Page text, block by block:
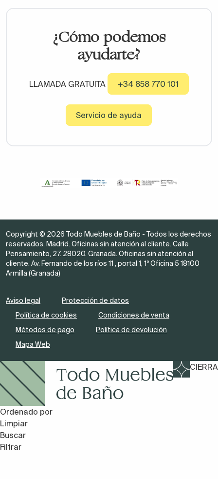
¿Cómo podemos
ayudarte?
LLAMADA GRATUITA +34 858 770 101
Servicio de ayuda
Copyright © 2026 Todo Muebles de Baño - Todos los derechos
reservados. Madrid. Oficinas sin atención al cliente. Calle
Pensamiento, 27. 28020. Granada. Oficinas sin atención al
cliente. Av. Fernando de los ríos 11 , portal 1, 1º Oficina 5 18100
Armilla (Granada)
Aviso legal
Protección de datos
Política de cookies
Condiciones de venta
Métodos de pago
Política de devolución
Mapa Web
CIERRA
Ordenado por
Limpiar
Buscar
Filtrar